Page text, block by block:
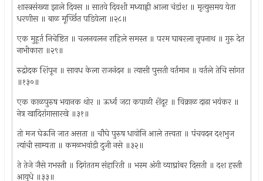
शास्त्रसंख्या झाले दिवस ॥ सातवे दिवशी मध्याह्नी आला चंडांश ॥ मृत्युसमय येता
धरणीस ॥ बाळ मूर्च्छित पडियेला ॥२८॥
एक मुहूर्त निचेष्टित ॥ चलनवलन राहिले समस्त ॥ परम घाबरला नृपनाथ ॥ गुरु देत
नाभीकारा ॥२९॥
रुद्रोदक शिंपून ॥ सावध केला राजनंदन ॥ त्यासी पुसती वर्तमान ॥ वर्तले तेचि सांगत
॥१३०॥
एक काळपुरुष भयानक थोर ॥ ऊर्ध्व जटा कपाळी शेंदूर ॥ विक्राळ दाढा भयंकर ॥
नेत्र खादिरांगासारखे ॥३१॥
तो मज घेऊनि जात असता ॥ चौघे पुरुष धावोनि आले तत्त्वता ॥ पंचवदन दशभुज
त्यांची साम्यता ॥ कमळभवांडी दुजी नसे ॥३२॥
ते तेजे जैसे गभस्ती ॥ दिगंततम संहारिती ॥ भस्म अंगी व्याघ्रांबर दिसती ॥ दश हस्ती
आयुधे ॥३३॥